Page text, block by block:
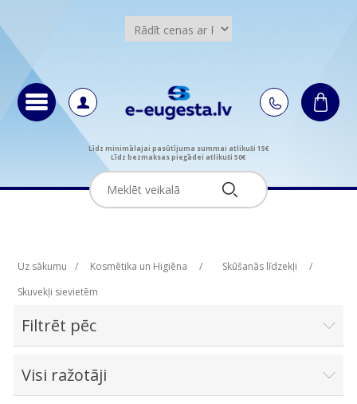
Līdz minimālajai pasūtījuma summai atlikuši 15€
Līdz bezmaksas piegādei atlikuši 50€
Uz sākumu / Kosmētika un Higiēna / Skūšanās līdzekļi
/
Skuvekļi sievietēm
Filtrēt pēc
Visi ražotāji